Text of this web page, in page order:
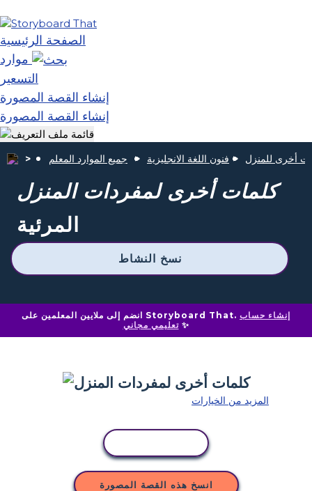
الصفحة الرئيسية
موارد
التسعير
إنشاء القصة المصورة
إنشاء القصة المصورة
جميع الموارد المعلم فنون اللغة الانجليزية أخرى للمنزل
كلمات أخرى لمفردات المنزل
المرئية
نسخ النشاط
انضم إلى ملايين المعلمين على Storyboard That. إنشاء حساب
تعليمي مجاني✨
المزيد من الخيارات
انسخ هذه القصة المصورة